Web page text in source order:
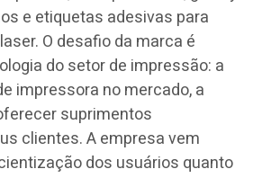
e etiquetas adesivas para
O desafio da marca é
do setor de impressão: a
impressora no mercado, a
suprimentos
clientes. A empresa vem
dos usuários quanto